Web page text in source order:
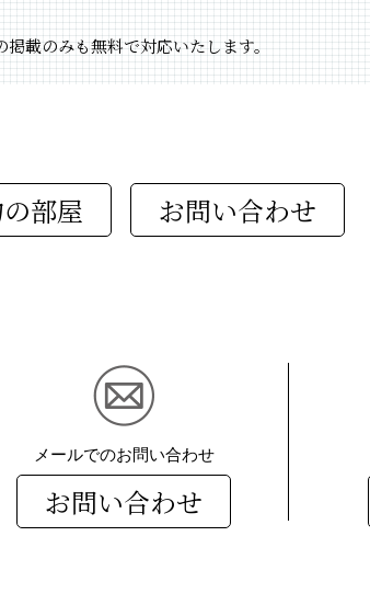
載のみも無料で対応いたします。
部屋
メールでのお問い合わせ
お問い合わせ